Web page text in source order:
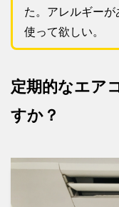
た。アレルギー
使って欲しい。
定期的なエア
すか？